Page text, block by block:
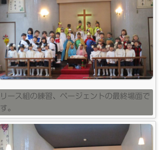
リース組の練習、ページェントの最終場面で
す。